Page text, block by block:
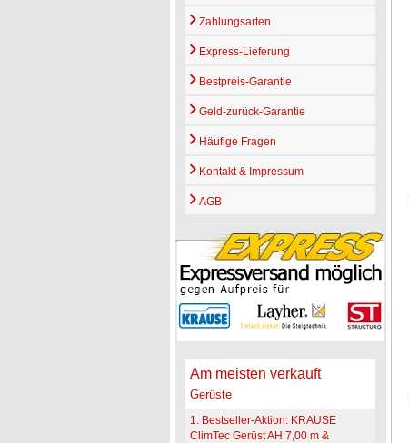
Zahlungsarten
Express-Lieferung
Bestpreis-Garantie
Geld-zurück-Garantie
Häufige Fragen
Kontakt & Impressum
AGB
Am meisten verkauft
Gerüste
1. Bestseller-Aktion: KRAUSE
ClimTec Gerüst AH 7,00 m &